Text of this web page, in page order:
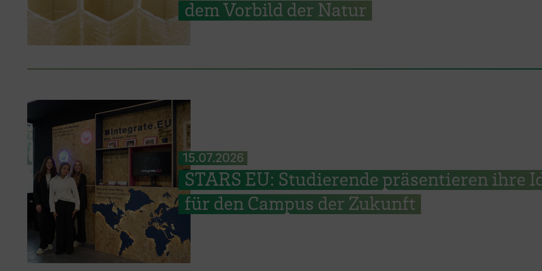
dem Vorbild der Natur
15.07.2026
STARS EU: Studierende präsentieren ihre
für den Campus der Zukunft